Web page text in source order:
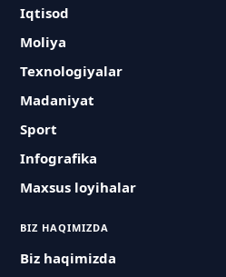
Iqtisod
Moliya
Texnologiyalar
Madaniyat
Sport
Infografika
Maxsus loyihalar
BIZ HAQIMIZDA
Biz haqimizda